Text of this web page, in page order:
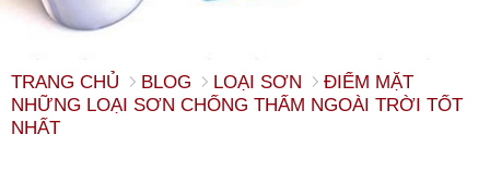
TRANG CHỦ BLOG LOẠI SƠN
ĐIỂM MẶT
NHỮNG LOẠI SƠN CHỐNG THẤM NGOÀI TRỜI TỐT
NHẤT